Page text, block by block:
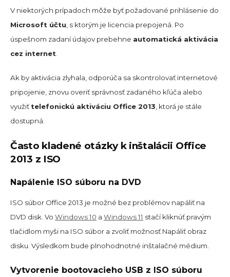
V niektorých prípadoch môže byť požadované prihlásenie do
Microsoft účtu , s ktorým je licencia prepojená. Po
úspešnom zadaní údajov prebehne automatická aktivácia
cez internet
Ak by aktivácia zlyhala, odporúča sa skontrolovať internetové
pripojenie, znovu overiť správnosť zadaného kľúča alebo
využiťtelefonickú aktiváciu Office 2013 , ktorá je stále
dostupná.
Často kladené otázky k inštalácii Office
2013 z ISO
Napálenie ISO súboru na DVD
ISO súbor Office 2013 je možné bez problémov napáliť na
DVD disk. Vo Windows 10 a Windows 11 stačí kliknúť pravým
tlačidlom myši na ISO súbor a zvoliť možnosť Napáliť obraz
disku. Výsledkom bude plnohodnotné inštalačné médium.
Vytvorenie bootovacieho USB z ISO súboru